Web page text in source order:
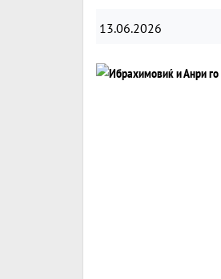
13.06.2026